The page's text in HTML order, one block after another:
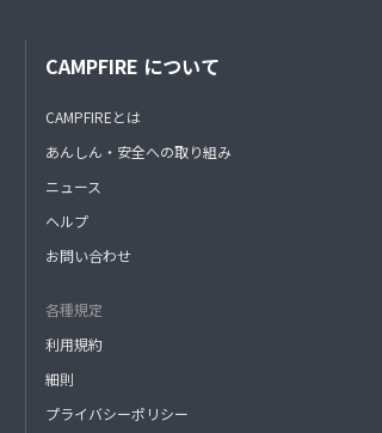
CAMPFIRE について
CAMPFIREとは
あんしん・安全への取り組み
ニュース
ヘルプ
お問い合わせ
各種規定
利用規約
細則
プライバシーポリシー